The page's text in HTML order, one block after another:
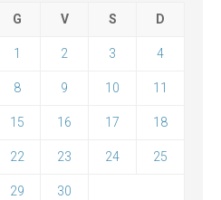
G V S D
1 2 3 4
8 9 10 11
15 16 17 18
22 23 24 25
29 30